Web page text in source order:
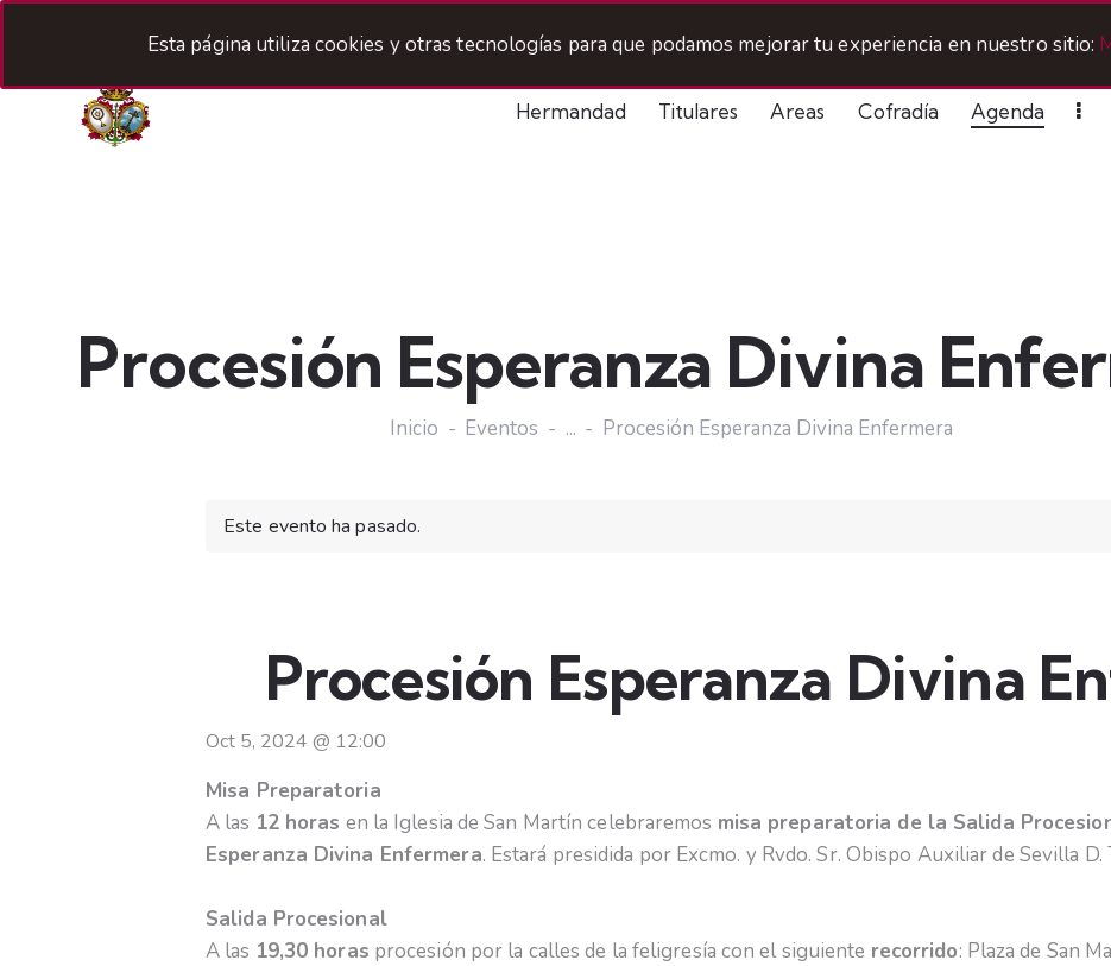
Hermandad Titulares Areas Cofradía Agenda
Procesión Esperanza Divina
Inicio Eventos ... Procesión Esperanza Divina Enfermera
Este evento ha pasado.
Procesión Esperanza Divina
Oct 5, 2024 @ 12:00
Misa Preparatoria
A las 12 horas en la Iglesia de San Martín celebraremos misa preparatoria de la Salida
Esperanza Divina Enfermera. Estará presidida por Excmo. y Rvdo. Sr. Obispo Auxiliar de Sevilla
Salida Procesional
A las 19,30 horas procesión por la calles de la feligresía con el siguiente recorrido: Plaza de San
Esta página utiliza cookies y otras tecnologías para que podamos mejorar tu experiencia en nuestro sitio: